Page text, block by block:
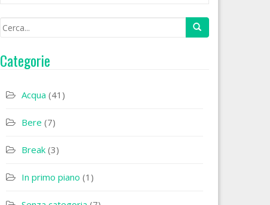
Categorie
Acqua (41)
Bere (7)
Break (3)
In primo piano (1)